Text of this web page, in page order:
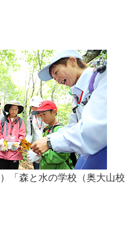
）「森と水の学校（奥大山